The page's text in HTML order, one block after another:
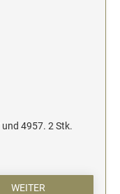
4957. 2 Stk.